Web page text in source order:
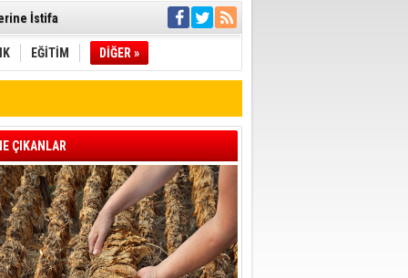
İletti
müdahale
Geçti
EĞİTİM DİĞER »
ÇIKANLAR